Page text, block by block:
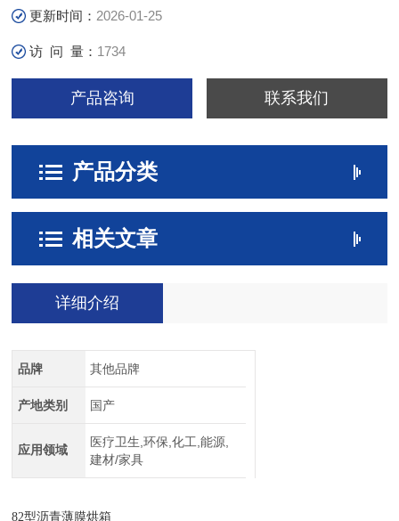
更新时间： 2026-01-25
访 问 量： 1734
产品咨询 联系我们
产品分类
相关文章
详细介绍
品牌 其他品牌
产地类别 国产
应用领域
医疗卫生,环保,化工,能源,
建材/家具
82型沥青薄膜烘箱